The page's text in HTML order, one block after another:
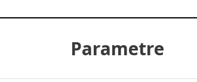
Parametre